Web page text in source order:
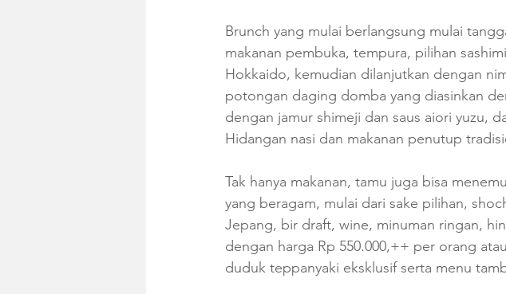
Brunch yang mulai berlangsung mulai
makanan pembuka, tempura, pilihan
Hokkaido, kemudian dilanjutkan dengan
potongan daging domba yang diasinkan
dengan jamur shimeji dan saus aiori yuzu,
Hidangan nasi dan makanan penutup
Tak hanya makanan, tamu juga bisa
yang beragam, mulai dari sake pilihan,
Jepang, bir draft, wine, minuman ringan,
dengan harga Rp 550.000,++ per orang
duduk teppanyaki eksklusif serta menu